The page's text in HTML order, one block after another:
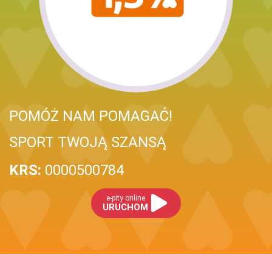
POMÓŻ NAM POMAGAĆ!
SPORT TWOJĄ SZANSĄ
KRS: 0000500784
e-pity online
URUCHOM